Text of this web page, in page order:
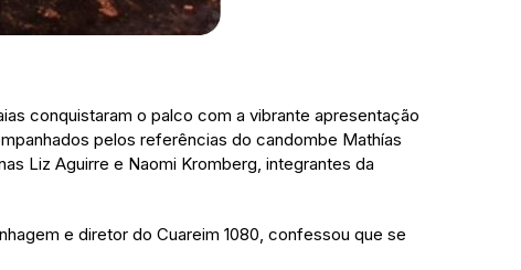
conquistaram o palco com a vibrante apresentação
pelos referências do candombe Mathías
Liz Aguirre e Naomi Kromberg, integrantes da
e diretor do Cuareim 1080, confessou que se